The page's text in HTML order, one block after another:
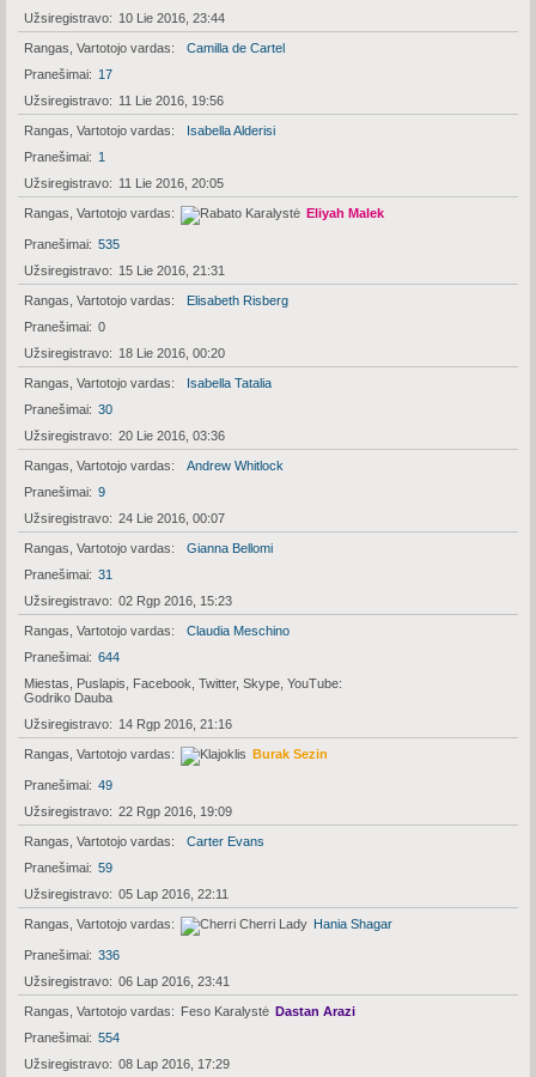
Užsiregistravo
10 Lie 2016, 23:44
Rangas, Vartotojo vardas
Camilla de Cartel
Pranešimai
17
Užsiregistravo
11 Lie 2016, 19:56
Rangas, Vartotojo vardas
Isabella Alderisi
Pranešimai
1
Užsiregistravo
11 Lie 2016, 20:05
Rangas, Vartotojo vardas Eliyah Malek
Pranešimai
535
Užsiregistravo
15 Lie 2016, 21:31
Rangas, Vartotojo vardas
Elisabeth Risberg
Pranešimai
0
Užsiregistravo
18 Lie 2016, 00:20
Rangas, Vartotojo vardas
Isabella Tatalia
Pranešimai
30
Užsiregistravo
20 Lie 2016, 03:36
Rangas, Vartotojo vardas
Andrew Whitlock
Pranešimai
9
Užsiregistravo
24 Lie 2016, 00:07
Rangas, Vartotojo vardas
Gianna Bellomi
Pranešimai
31
Užsiregistravo
02 Rgp 2016, 15:23
Rangas, Vartotojo vardas
Claudia Meschino
Pranešimai
644
Miestas, Puslapis, Facebook, Twitter, Skype, YouTube
Godriko Dauba
Užsiregistravo
14 Rgp 2016, 21:16
Rangas, Vartotojo vardas Burak Sezin
Pranešimai
49
Užsiregistravo
22 Rgp 2016, 19:09
Rangas, Vartotojo vardas
Carter Evans
Pranešimai
59
Užsiregistravo
05 Lap 2016, 22:11
Rangas, Vartotojo vardas Hania Shagar
Pranešimai
336
Užsiregistravo
06 Lap 2016, 23:41
Rangas, Vartotojo vardas Feso Karalystė Dastan Arazi
Pranešimai
554
Užsiregistravo
08 Lap 2016, 17:29